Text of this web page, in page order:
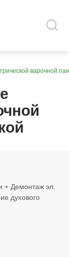
варочной
+ Демонтаж эл.
духового